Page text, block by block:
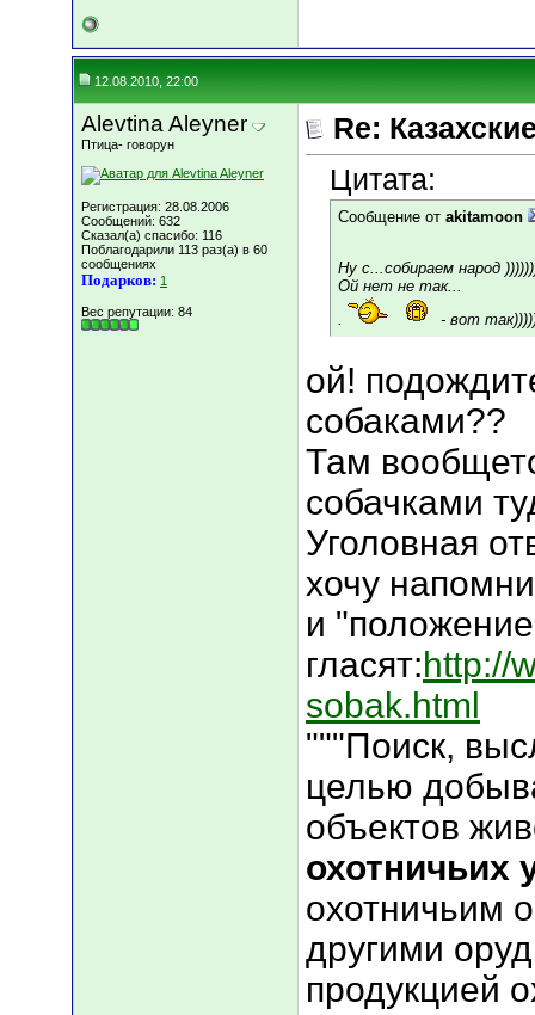
12.08.2010, 22:00
Alevtina Aleyner
Птица- говорун
Регистрация: 28.08.2006
Сообщений: 632
Сказал(а) спасибо: 116
Поблагодарили 113 раз(а) в 60
сообщениях
Подарков: 1
Вес репутации: 84
Re:
Цитата:
Сообщение от akitamoon
Ну с...собираем народ
Ой нет не так...
.
- вот
ой!
собаками??
Там
собачками
Уголовная
хочу
и
гласят:http://
sobak.html
"""Поиск,
целью
объектов
охотничьих
охотничьим
другими
продукцией